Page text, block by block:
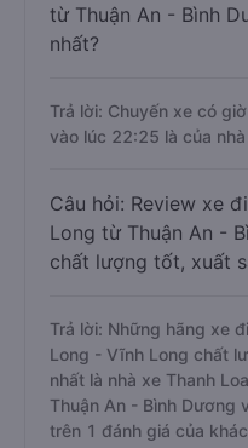
từ Thuận An - Bình
nhất?
Trả lời: Chuyến xe có
vào lúc 22:25 là của
Câu hỏi: Review xe
Long từ Thuận An -
chất lượng tốt, xuất
Trả lời: Những hãng xe
Long - Vĩnh Long chất
nhất là nhà xe Thanh
Thuận An - Bình Dương
trên 1 đánh giá của